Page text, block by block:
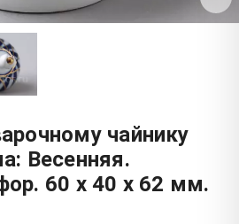
чайнику
Весенняя.
60 x 40 x 62 мм.